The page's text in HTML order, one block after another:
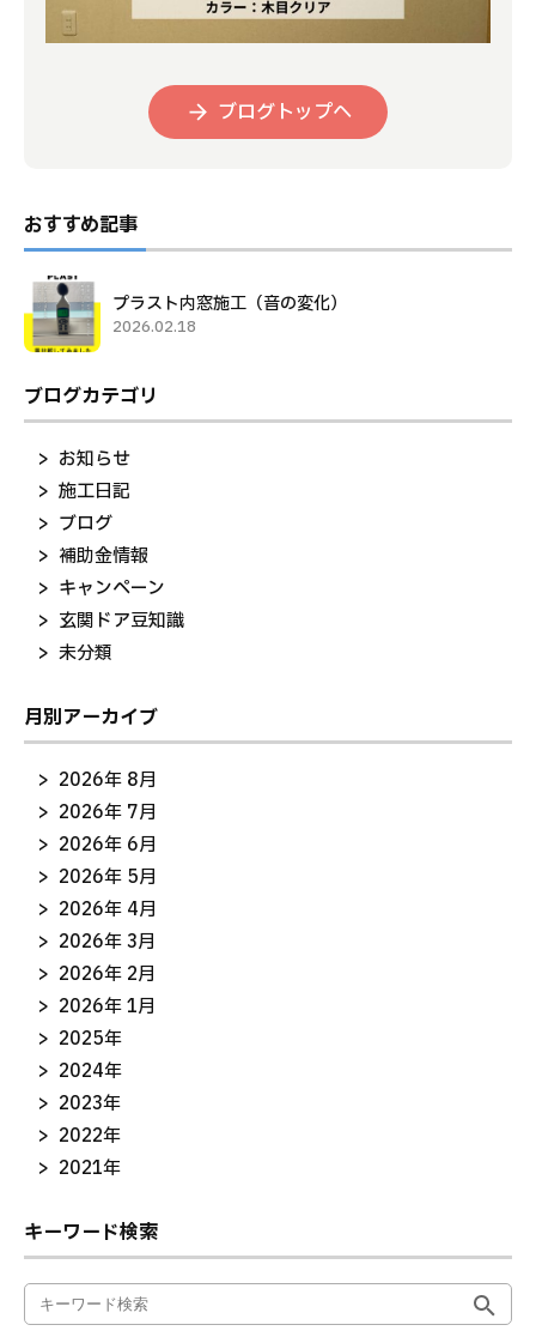
ブログトップへ
おすすめ記事
プラスト内窓施工（音の変化）
2026.02.18
ブログカテゴリ
お知らせ
施工日記
ブログ
補助金情報
キャンペーン
玄関ドア豆知識
未分類
月別アーカイブ
2026年 8月
2026年 7月
2026年 6月
2026年 5月
2026年 4月
2026年 3月
2026年 2月
2026年 1月
2025年
2024年
2023年
2022年
2021年
キーワード検索